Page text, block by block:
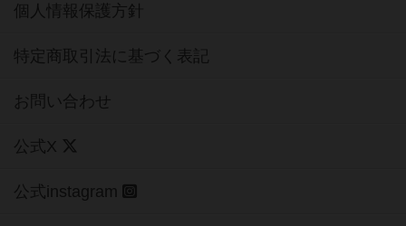
個人情報保護方針
特定商取引法に基づく表記
お問い合わせ
公式X
公式instagram